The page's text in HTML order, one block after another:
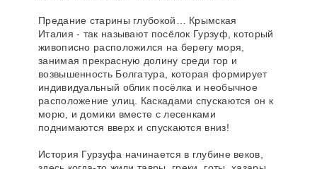
Предание старины глубокой… Крымская
Италия - так называют посёлок Гурзуф, который
живописно расположился на берегу моря,
занимая прекрасную долину среди гор и
возвышенность Болгатура, которая формирует
индивидуальный облик посёлка и необычное
расположение улиц. Каскадами спускаются он к
морю, и домики вместе с лесенками
поднимаются вверх и спускаются вниз!
История Гурзуфа начинается в глубине веков,